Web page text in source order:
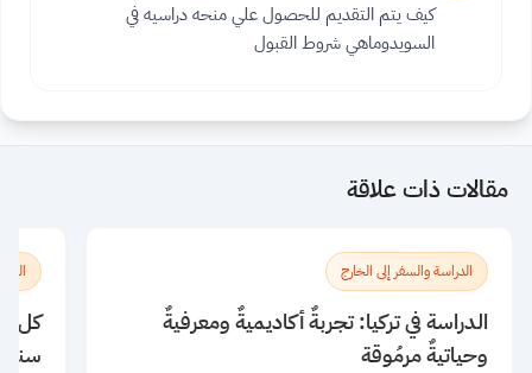
كيف يتم التقديم للحصول علي منحه دراسيه في
السويدوماهي شروط القبول
مقالات ذات علاقة
الدراسة والسفر إلى الخارج
الدراسة في تركيا: تجربةٌ أكاديميةٌ ومعرفيةٌ
وحياتيةٌ مرمُوقة
كل